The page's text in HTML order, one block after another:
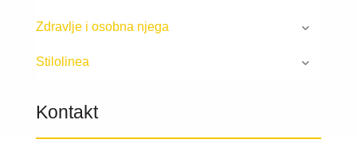
Zdravlje i osobna njega
Stilolinea
Kontakt